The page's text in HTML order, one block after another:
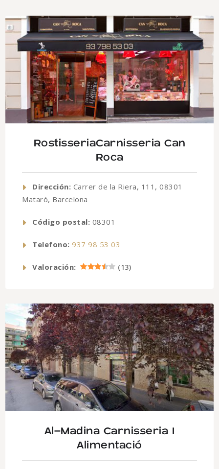
RostisseriaCarnisseria Can
Roca
Dirección: Carrer de la Riera, 111, 08301
Mataró, Barcelona
Código postal: 08301
Telefono: 937 98 53 03
Valoración: (13)
Al-Madina Carnisseria I
Alimentació